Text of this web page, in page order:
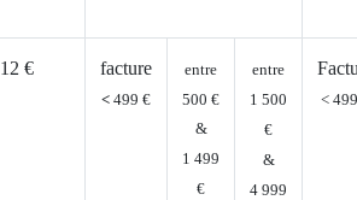
12 € facture
< 499 €
entre
500 €
&
1 499
€
entre
1 500
€
&
4 999
<